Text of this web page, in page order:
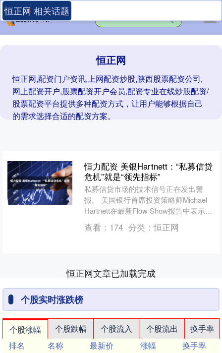
恒正网
恒正网,配资门户资讯,上网配资炒股,陕西股票配资公司,
网上配资开户,股票配资开户会员,配资专业在线炒股配资/
股票配资平台提供多种配资方式，让用户能够根据自己
的需求选择合适的配资方案。
恒正网 相关话题
恒力配资 美银Hartnett：“私募信贷
危机”就是“领先指标”
私募信贷市场的技术信号正在发出警
报。 美国银行首席投资策略师Michael
Hartnett在最新Flow Show报告中表示：
银行贷款基金作为融资链条的“前哨....
查看： 174 分类：恒正网
恒正网文章已加载完成
个股实时涨跌榜
个股涨幅 个股跌幅 个股流入 个股流出
换手率
排名
名称 最新价 涨幅
换手率